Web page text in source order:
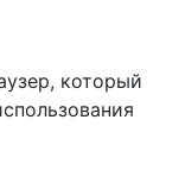
который